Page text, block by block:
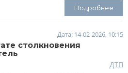
Подробнее
Дата: 14-02-2026, 10:15
столкновения
ДТП